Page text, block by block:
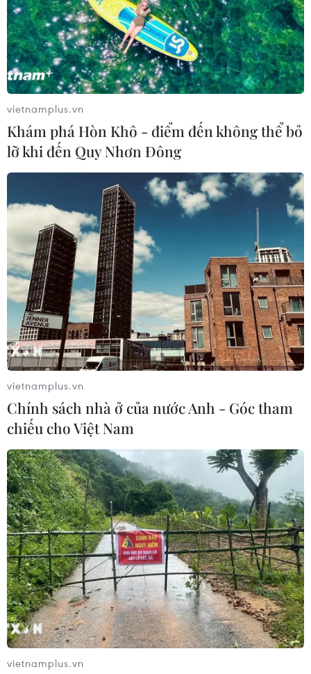
Thời trang đồng hành cùng làng nghề Cổ
Chất gìn giữ lụa thủ công
06/07/2023 03:43
Nhà thiết kế Vũ Thu Phương đã chọn con đường thời
trang “xanh bền vững” với mong muốn được đồng
hành, gìn giữ và phát triển nghề ươm tơ dệt lụa của
làng nghề Cổ Chất ở quê hương Nam Định.
vietnamplus.vn
Khám phá Hòn Khô - điểm đến không thể bỏ
lỡ khi đến Quy Nhơn Đông
vietnamplus.vn
Chính sách nhà ở của nước Anh - Góc tham
chiếu cho Việt Nam
vietnamplus.vn